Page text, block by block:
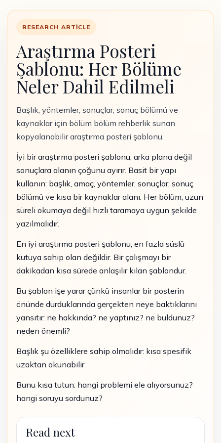
RESEARCH ARTICLE
Araştırma Posteri
Şablonu: Her Bölüme
Neler Dahil Edilmeli
Başlık, yöntemler, sonuçlar, sonuç bölümü ve
kaynaklar için bölüm bölüm rehberlik sunan
kopyalanabilir araştırma posteri şablonu.
İyi bir araştırma posteri şablonu, arka plana değil
sonuçlara alanın çoğunu ayırır. Basit bir yapı
kullanın: başlık, amaç, yöntemler, sonuçlar, sonuç
bölümü ve kısa bir kaynaklar alanı. Her bölüm, uzun
süreli okumaya değil hızlı taramaya uygun şekilde
yazılmalıdır.
En iyi araştırma posteri şablonu, en fazla süslü
kutuya sahip olan değildir. Bir çalışmayı bir
dakikadan kısa sürede anlaşılır kılan şablondur.
Bu şablon işe yarar çünkü insanlar bir posterin
önünde durduklarında gerçekten neye baktıklarını
yansıtır: ne hakkında? ne yaptınız? ne buldunuz?
neden önemli?
Başlık şu özelliklere sahip olmalıdır: kısa spesifik
uzaktan okunabilir
Bunu kısa tutun: hangi problemi ele alıyorsunuz?
hangi soruyu sordunuz?
Read next